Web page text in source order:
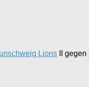
Lions II gegen